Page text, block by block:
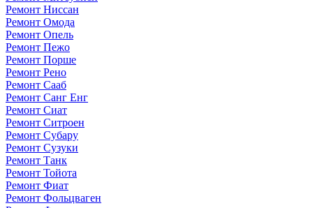
Ремонт Ниссан
Ремонт Омода
Ремонт Опель
Ремонт Пежо
Ремонт Порше
Ремонт Рено
Ремонт Сааб
Ремонт Санг Енг
Ремонт Сиат
Ремонт Ситроен
Ремонт Субару
Ремонт Сузуки
Ремонт Танк
Ремонт Тойота
Ремонт Фиат
Ремонт Фольцваген